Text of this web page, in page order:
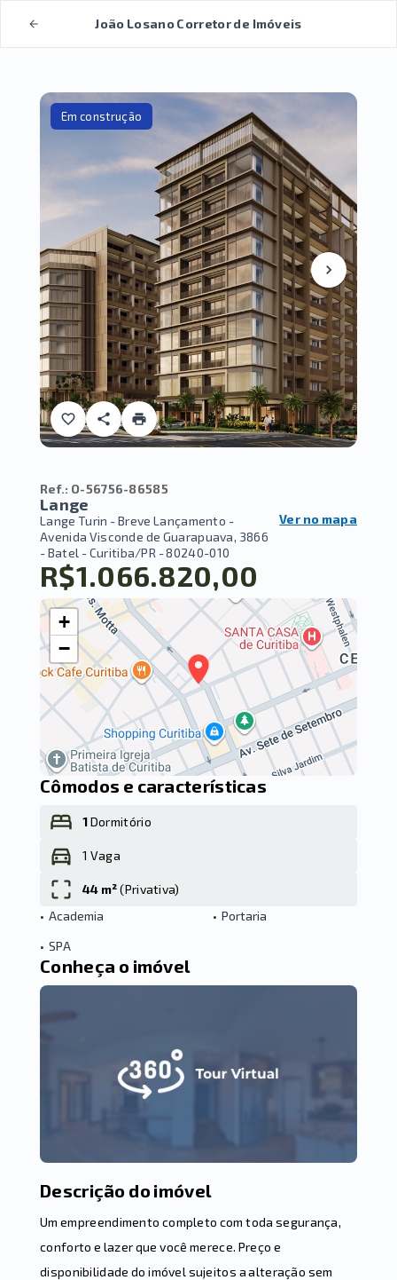
João Losano Corretor de Imóveis
Em construção
Ref.: O-56756-86585
Lange
Lange Turin - Breve Lançamento -
Avenida Visconde de Guarapuava, 3866
- Batel - Curitiba/PR - 80240-010
Ver no mapa
R$1.066.820,00
+
−
Cômodos e características
1Dormitório
1 Vaga
44 m²(Privativa)
• Academia • Portaria
• SPA
Conheça o imóvel
Descrição do imóvel
Um empreendimento completo com toda segurança,
conforto e lazer que você merece. Preço e
disponibilidade do imóvel sujeitos a alteração sem